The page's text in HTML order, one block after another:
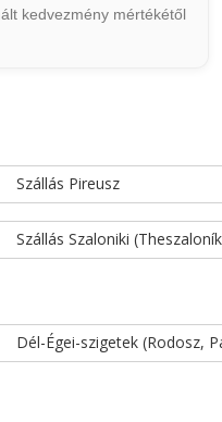
kedvezmény mértékétől
Szállás Pireusz
Szállás Szaloniki
Dél-Égei-szigetek (Rodosz,